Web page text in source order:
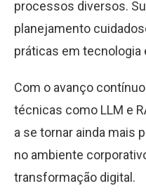
processos diversos.
planejamento
práticas em tecnologia
Com o avanço
técnicas como LLM e
a se tornar ainda mais
no ambiente
transformação digital.